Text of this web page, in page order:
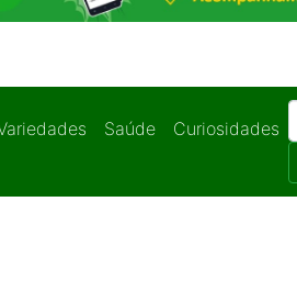
Saúde
Curiosidades